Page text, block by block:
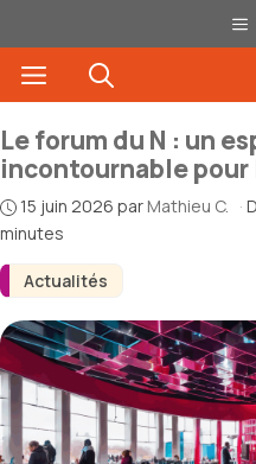
au
contenuMenu
Actualités
Le forum du N : un
incontournable pour
15 juin 2026 par Mathieu C. ·
minutes